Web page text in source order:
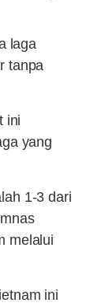
laga
tanpa
ini
yang
1-3 dari
melalui
ini